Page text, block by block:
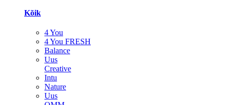
Kõik
4 You
4 You FRESH
Balance
Uus
Creative
Intu
Nature
Uus